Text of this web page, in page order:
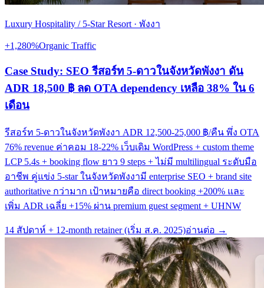
Luxury Hospitality / 5-Star Resort · พังงา
+1,280%Organic Traffic
Case Study: SEO รีสอร์ท 5-ดาวในจังหวัดพังงา ดัน
ADR 18,500 ฿ ลด OTA dependency เหลือ 38% ใน 6
เดือน
รีสอร์ท 5-ดาวในจังหวัดพังงา ADR 12,500-25,000 ฿/คืน พึ่ง OTA
76% revenue ค่าคอม 18-22% เว็บเดิม WordPress + custom theme
LCP 5.4s + booking flow ยาว 9 steps + ไม่มี multilingual ระดับมือ
อาชีพ คู่แข่ง 5-star ในจังหวัดพังงามี enterprise SEO + brand site
authoritative กว่ามาก เป้าหมายคือ direct booking +200% และ
เพิ่ม ADR เฉลี่ย +15% ผ่าน premium guest segment + UHNW
14 สัปดาห์ + 12-month retainer (เริ่ม ส.ค. 2025)อ่านต่อ →